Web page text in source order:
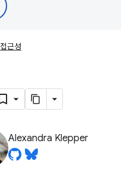
접근성
Alexandra Klepper